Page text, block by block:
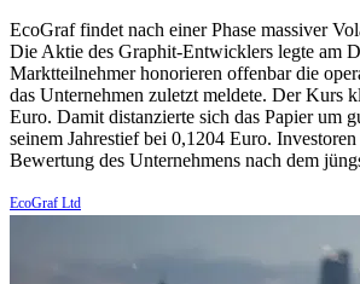
EcoGraf findet nach einer Phase massiver
Die Aktie des Graphit-Entwicklers legte am
Marktteilnehmer honorieren offenbar die
das Unternehmen zuletzt meldete. Der Kurs
Euro. Damit distanzierte sich das Papier um
seinem Jahrestief bei 0,1204 Euro.
Bewertung des Unternehmens nach dem
EcoGraf Ltd